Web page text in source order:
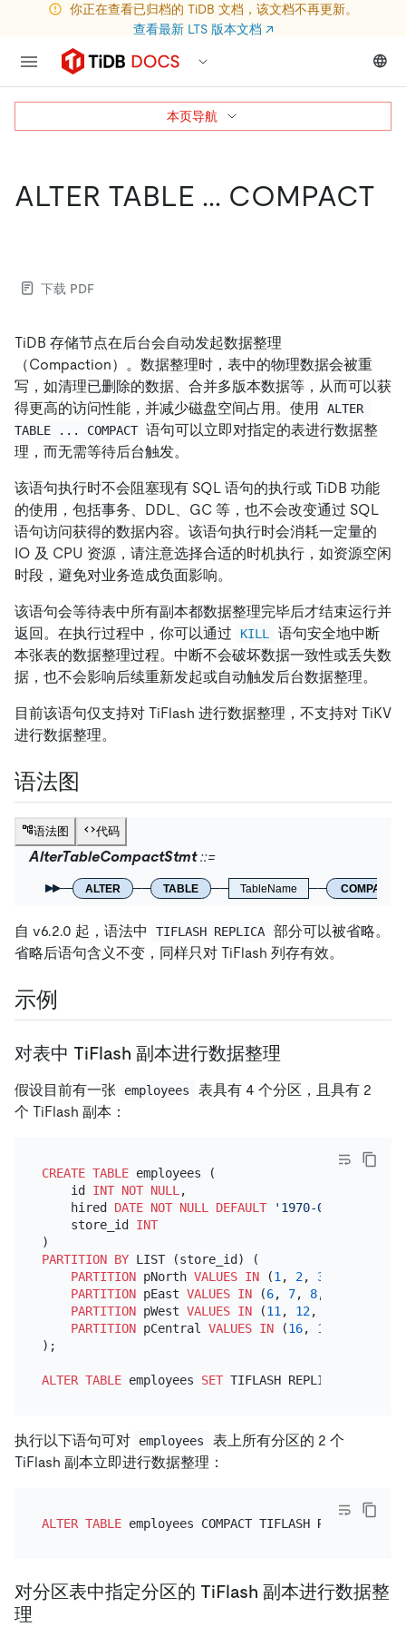
你正在查看已归档的 TiDB 文档，该文档不再更新。
查看最新 LTS 版本文档 ↗
ALTER TABLE ... COMPACT
下载 PDF
TiDB 存储节点在后台会自动发起数据整理
（Compaction）。数据整理时，表中的物理数据会被重
写，如清理已删除的数据、合并多版本数据等，从而可以获
得更高的访问性能，并减少磁盘空间占用。使用
ALTER
TABLE ... COMPACT 语句可以立即对指定的表进行数据整
理，而无需等待后台触发。
该语句执行时不会阻塞现有 SQL 语句的执行或 TiDB 功能
的使用，包括事务、DDL、GC 等，也不会改变通过 SQL
语句访问获得的数据内容。该语句执行时会消耗一定量的
IO 及 CPU 资源，请注意选择合适的时机执行，如资源空闲
时段，避免对业务造成负面影响。
该语句会等待表中所有副本都数据整理完毕后才结束运行并
返回。在执行过程中，你可以通过
KILL
语句安全地中断
本张表的数据整理过程。中断不会破坏数据一致性或丢失数
据，也不会影响后续重新发起或自动触发后台数据整理。
目前该语句仅支持对 TiFlash 进行数据整理，不支持对 TiKV
进行数据整理。
语法图
语法图 代码
AlterTableCompactStmt
ALTER TABLE TableName COMPACT
自 v6.2.0 起，语法中 TIFLASH REPLICA
部分可以被省略。
省略后语句含义不变，同样只对 TiFlash 列存有效。
示例
对表中 TiFlash 副本进行数据整理
假设目前有一张 employees
表具有 4 个分区，且具有 2
个 TiFlash 副本：
CREATE TABLE employees (
    id
INT NOT NULL ,
    hired
DATE NOT NULL DEFAULT '1970-01-01'
    store_id
INT
PARTITION BY LIST (store_id) (
PARTITION pNorth VALUES IN (1 , 2, 3
PARTITION pEast VALUES IN (6, 7, 8,
PARTITION pWest VALUES IN (11 , 12,
PARTITION pCentral VALUES IN (16, 17
);
ALTER TABLE employees SET TIFLASH REPLICA
执行以下语句可对 employees
表上所有分区的 2 个
TiFlash 副本立即进行数据整理：
ALTER TABLE
对分区表中指定分区的 TiFlash 副本进行数据整
理
本页导航